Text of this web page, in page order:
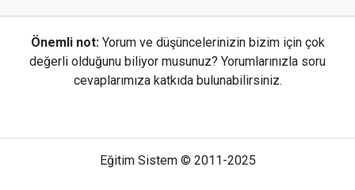
Önemli not: Yorum ve düşüncelerinizin bizim için çok
değerli olduğunu biliyor musunuz? Yorumlarınızla soru
cevaplarımıza katkıda bulunabilirsiniz.
Eğitim Sistem © 2011-2025